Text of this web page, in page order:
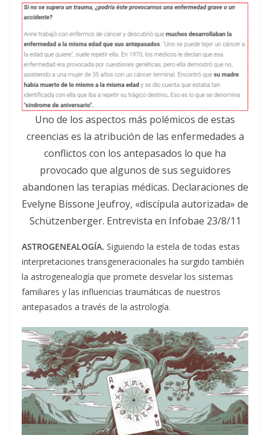
Uno de los aspectos más polémicos de estas
creencias es la atribución de las enfermedades a
conflictos con los antepasados lo que ha
provocado que algunos de sus seguidores
abandonen las terapias médicas. Declaraciones de
Evelyne Bissone Jeufroy, «discípula autorizada» de
Schützenberger. Entrevista en Infobae 23/8/11
ASTROGENEALOGÍA. Siguiendo la estela de todas estas
interpretaciones transgeneracionales ha surgido también
la astrogenealogía que promete desvelar los sistemas
familiares y las influencias traumáticas de nuestros
antepasados a través de la astrología.